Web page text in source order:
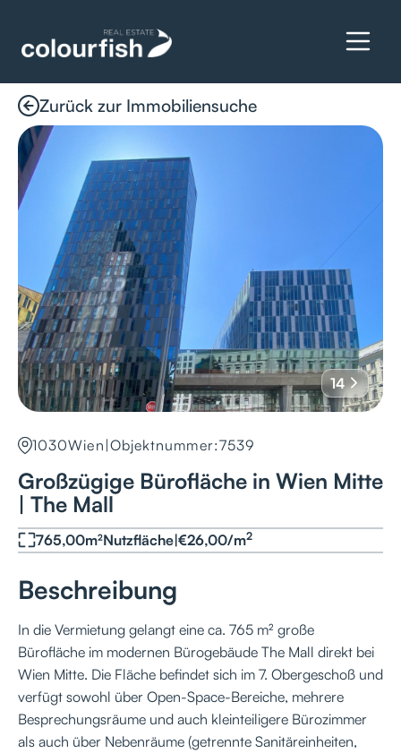
Zurück zur Immobiliensuche
14
1030Wien |Objektnummer:7539
Großzügige Bürofläche in Wien Mitte
| The Mall
765,00m²Nutzfläche|€26,00/m2
Beschreibung
In die Vermietung gelangt eine ca. 765 m² große
Bürofläche im modernen Bürogebäude The Mall direkt bei
Wien Mitte. Die Fläche befindet sich im 7. Obergeschoß und
verfügt sowohl über Open-Space-Bereiche, mehrere
Besprechungsräume und auch kleinteiligere Bürozimmer
als auch über Nebenräume (getrennte Sanitäreinheiten,
Details anfragen